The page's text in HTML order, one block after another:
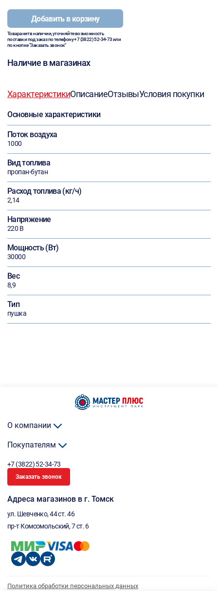
Добавить в корзину
Товара нет в наличии, уточняйте возможность
поставки под заказ по телефону+7 (3822) 52-34-73или
по кнопке "Заказать звонок"
Наличие в магазинах
ХарактеристикиОписаниеОтзывыУсловия покупки
Основные характеристики
Поток воздуха
1000
Вид топлива
пропан-бутан
Расход топлива (кг/ч)
2,14
Напряжение
220 В
Мощность (Вт)
30000
Вес
8,9
Тип
пушка
О компании
Покупателям
+7 (3822) 52-34-73
Заказать звонок
Адреса магазинов в г. Томск
ул. Шевченко, 44 ст. 46
пр-т Комсомольский, 7 ст. 6
Политика обработки персональных данных